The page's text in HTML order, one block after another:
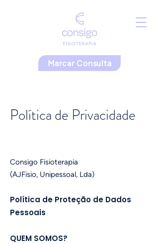
Marcar Consulta
Consigo Fisioterapia
(AJFisio, Unipessoal, Lda)
Política de Proteção de Dados
Pessoais
QUEM SOMOS?
Política de Privacidade